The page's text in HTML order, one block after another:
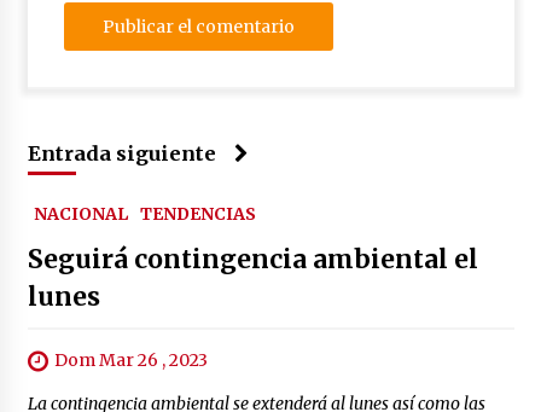
Entrada siguiente
NACIONAL TENDENCIAS
Seguirá contingencia ambiental el
lunes
Dom Mar 26 , 2023
La contingencia ambiental se extenderá al lunes así como las